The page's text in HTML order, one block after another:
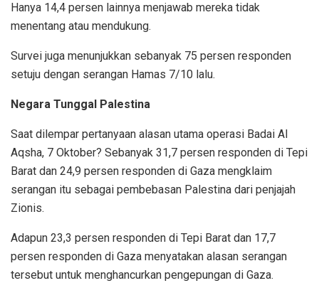
Hanya 14,4 persen lainnya menjawab mereka tidak
menentang atau mendukung.
Survei juga menunjukkan sebanyak 75 persen responden
setuju dengan serangan Hamas 7/10 lalu.
Negara Tunggal Palestina
Saat dilempar pertanyaan alasan utama operasi Badai Al
Aqsha, 7 Oktober? Sebanyak 31,7 persen responden di Tepi
Barat dan 24,9 persen responden di Gaza mengklaim
serangan itu sebagai pembebasan Palestina dari penjajah
Zionis.
Adapun 23,3 persen responden di Tepi Barat dan 17,7
persen responden di Gaza menyatakan alasan serangan
tersebut untuk menghancurkan pengepungan di Gaza.